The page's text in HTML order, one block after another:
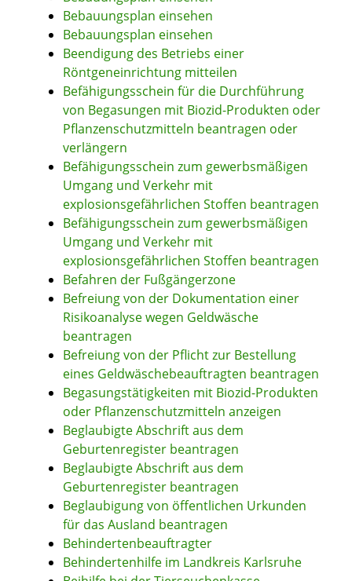
Bebauungsplan einsehen
Bebauungsplan einsehen
Beendigung des Betriebs einer
Röntgeneinrichtung mitteilen
Befähigungsschein für die Durchführung
von Begasungen mit Biozid-Produkten oder
Pflanzenschutzmitteln beantragen oder
verlängern
Befähigungsschein zum gewerbsmäßigen
Umgang und Verkehr mit
explosionsgefährlichen Stoffen beantragen
Befähigungsschein zum gewerbsmäßigen
Umgang und Verkehr mit
explosionsgefährlichen Stoffen beantragen
Befahren der Fußgängerzone
Befreiung von der Dokumentation einer
Risikoanalyse wegen Geldwäsche
beantragen
Befreiung von der Pflicht zur Bestellung
eines Geldwäschebeauftragten beantragen
Begasungstätigkeiten mit Biozid-Produkten
oder Pflanzenschutzmitteln anzeigen
Beglaubigte Abschrift aus dem
Geburtenregister beantragen
Beglaubigte Abschrift aus dem
Geburtenregister beantragen
Beglaubigung von öffentlichen Urkunden
für das Ausland beantragen
Behindertenbeauftragter
Behindertenhilfe im Landkreis Karlsruhe